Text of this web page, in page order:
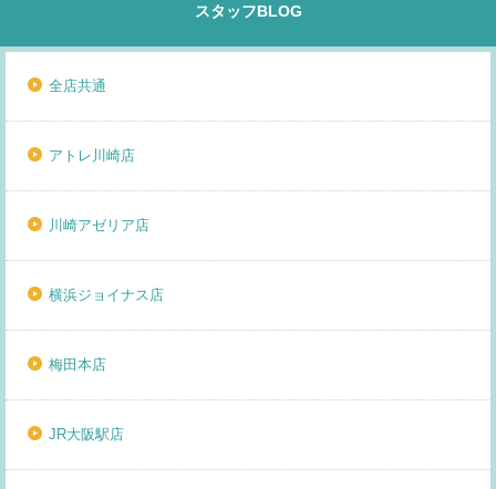
スタッフBLOG
全店共通
アトレ川崎店
川崎アゼリア店
横浜ジョイナス店
梅田本店
JR大阪駅店